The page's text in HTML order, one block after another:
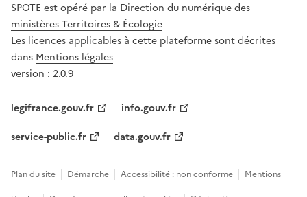
SPOTE est opéré par la Direction du numérique des
ministères Territoires & Écologie
Les licences applicables à cette plateforme sont décrites
dans Mentions légales
version : 2.0.9
legifrance.gouv.fr
info.gouv.fr
service-public.fr
data.gouv.fr
Plan du site Démarche Accessibilité : non conforme
Mentions